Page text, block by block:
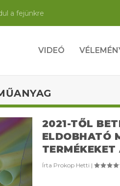
a fejünkre
VIDEÓ
2021-TŐL
ELDOBHATÓ
Írta Prokop Hetti |